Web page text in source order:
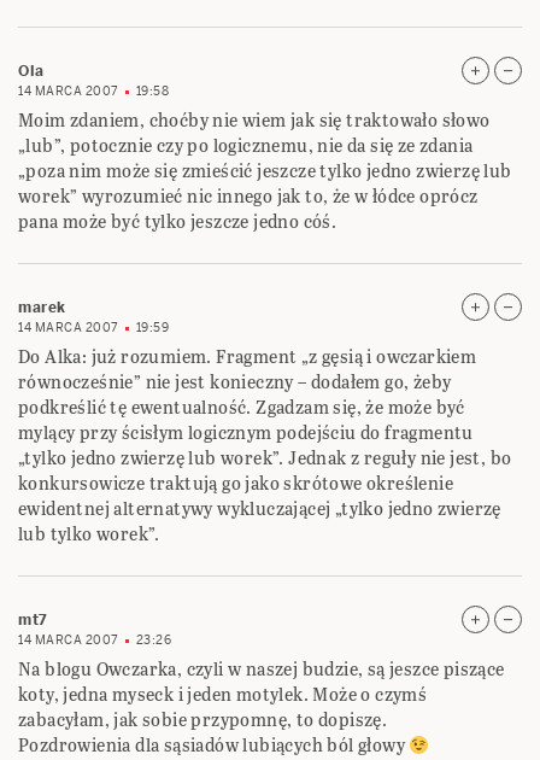
Ola
14 MARCA 2007 19:58
Moim zdaniem, choćby nie wiem jak się traktowało słowo
„lub”, potocznie czy po logicznemu, nie da się ze zdania
„poza nim może się zmieścić jeszcze tylko jedno zwierzę lub
worek” wyrozumieć nic innego jak to, że w łódce oprócz
pana może być tylko jeszcze jedno cóś.
marek
14 MARCA 2007 19:59
Do Alka: już rozumiem. Fragment „z gęsią i owczarkiem
równocześnie” nie jest konieczny – dodałem go, żeby
podkreślić tę ewentualność. Zgadzam się, że może być
mylący przy ścisłym logicznym podejściu do fragmentu
„tylko jedno zwierzę lub worek”. Jednak z reguły nie jest, bo
konkursowicze traktują go jako skrótowe określenie
ewidentnej alternatywy wykluczającej „tylko jedno zwierzę
lub tylko worek”.
mt7
14 MARCA 2007 23:26
Na blogu Owczarka, czyli w naszej budzie, są jeszce piszące
koty, jedna myseck i jeden motylek. Może o czymś
zabacyłam, jak sobie przypomnę, to dopiszę.
Pozdrowienia dla sąsiadów lubiących ból głowy